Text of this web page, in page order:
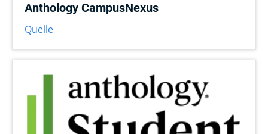
Anthology CampusNexus
Quelle